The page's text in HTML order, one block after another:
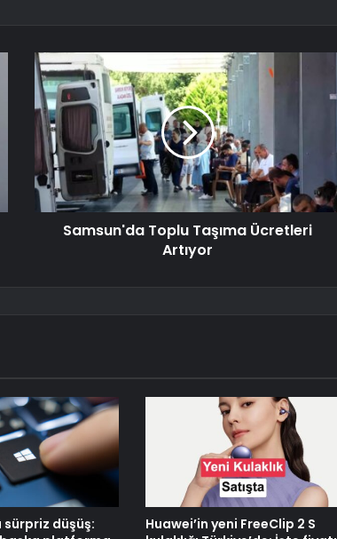
Samsun'da Toplu Taşıma Ücretleri
Artıyor
sürpriz düşüş:
Huawei’in yeni FreeClip 2 S